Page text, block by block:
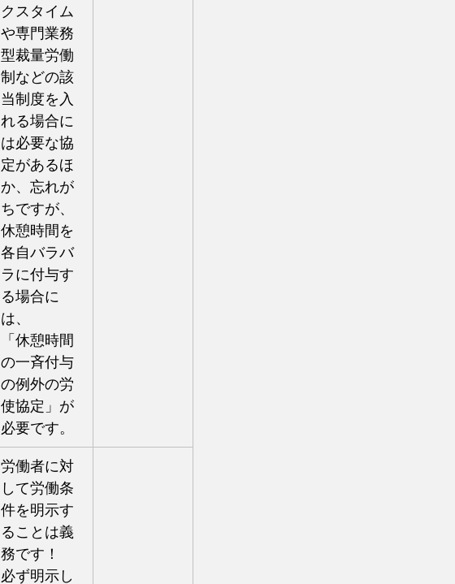
クスタイム
や専門業務
型裁量労働
制などの該
当制度を入
れる場合に
は必要な協
定があるほ
か、忘れが
ちですが、
休憩時間を
各自バラバ
ラに付与す
る場合に
は、
「休憩時間
の一斉付与
の例外の労
使協定」が
必要です。
労働者に対
して労働条
件を明示す
ることは義
務です！
必ず明示し